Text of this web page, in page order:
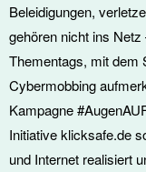
Beleidigungen,
gehören nicht ins
Thementags, mit dem
Cybermobbing
Kampagne
Initiative klicksafe.de
und Internet realisiert